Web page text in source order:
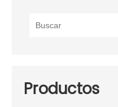
Productos